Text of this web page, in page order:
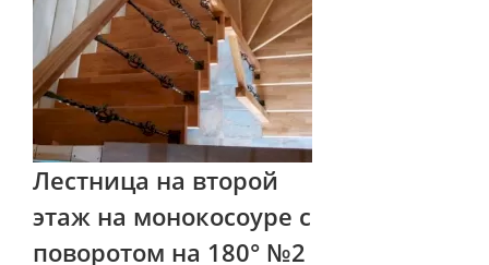
Лестница на второй
этаж на монокосоуре с
поворотом на 180° №2